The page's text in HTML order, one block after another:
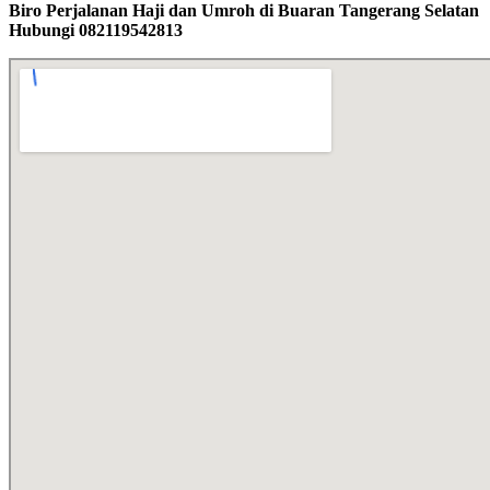
Biro Perjalanan Haji dan Umroh di Buaran Tangerang Selatan
Hubungi 082119542813